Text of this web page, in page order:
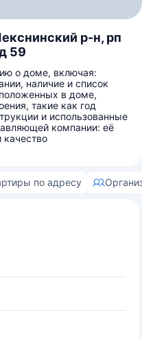
р-н, рп
59
о доме, включая:
наличие и список
в доме,
такие как год
и использованные
компании: её
качество
по адресу